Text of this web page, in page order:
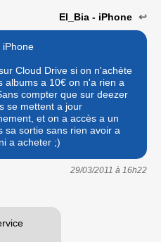
El_Bia - iPhone ↩
iPhone
Cloud Drive si on n'achète
albums a 10€ on n'a rien a
compter que sur deezer
se mettent a jour
et on a accès a un
sa sortie sans rien avoir a
a acheter ;)
29/03/2011 à 16h22